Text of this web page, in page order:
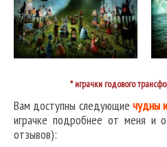
* играчки годового
Вам доступны следующие чудны
играчке подробнее от меня и
отзывов):